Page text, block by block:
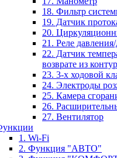
18. Фильтр
19. Датчик
20.
21. Реле
22. Датчик
возврате из
23. 3-х ходовой
24. Электроды
25. Камера
26.
27. Вентилятор
1. Wi-Fi
2. Функция "АВТО"